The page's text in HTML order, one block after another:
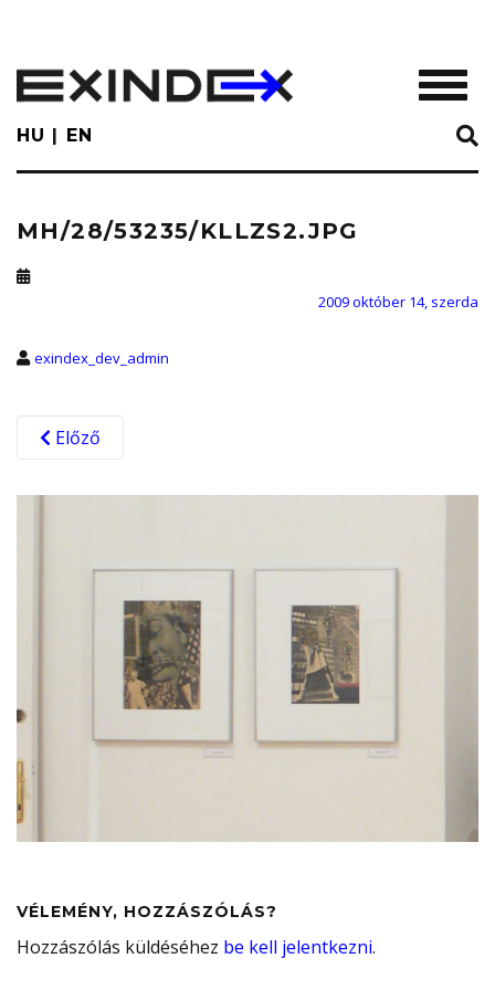
main
content
HU EN
MH/28/53235/KLLZS2.JPG
2009 október 14, szerda
exindex_dev_admin
Előző
VÉLEMÉNY, HOZZÁSZÓLÁS?
Hozzászólás küldéséhez be kell jelentkezni.